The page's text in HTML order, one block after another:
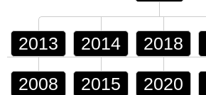
2013 2014 2018
2008 2015 2020